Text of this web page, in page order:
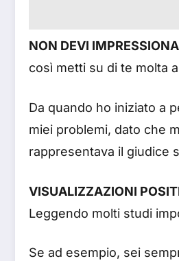
NON DEVI
così metti su di te molta
Da quando ho iniziato a
miei problemi, dato che
rappresentava il giudice
VISUALIZZAZIONI
Leggendo molti studi
Se ad esempio, sei